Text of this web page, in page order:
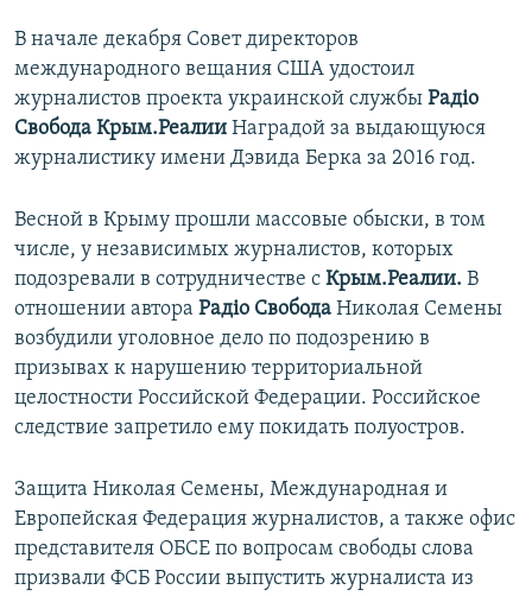
В начале декабря Совет директоров
международного вещания США удостоил
журналистов проекта украинской службы Радіо
Свобода Крым.Реалии Наградой за выдающуюся
журналистику имени Дэвида Берка за 2016 год.
Весной в Крыму прошли массовые обыски, в том
числе, у независимых журналистов, которых
подозревали в сотрудничестве с Крым.Реалии. В
отношении автора Радіо Свобода Николая Семены
возбудили уголовное дело по подозрению в
призывах к нарушению территориальной
целостности Российской Федерации. Российское
следствие запретило ему покидать полуостров.
Защита Николая Семены, Международная и
Европейская Федерация журналистов, а также офис
представителя ОБСЕ по вопросам свободы слова
призвали ФСБ России выпустить журналиста из